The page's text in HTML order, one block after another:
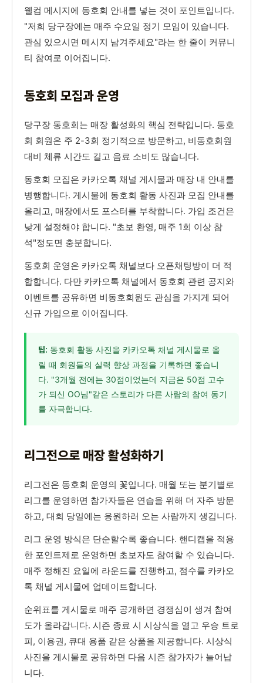
웰컴 메시지에 동호회 안내를 넣는 것이 포인트입니다.
"저희 당구장에는 매주 수요일 정기 모임이 있습니다.
관심 있으시면 메시지 남겨주세요"라는 한 줄이 커뮤니
티 참여로 이어집니다.
동호회 모집과 운영
당구장 동호회는 매장 활성화의 핵심 전략입니다. 동호
회 회원은 주 2-3회 정기적으로 방문하고, 비동호회원
대비 체류 시간도 길고 음료 소비도 많습니다.
동호회 모집은 카카오톡 채널 게시물과 매장 내 안내를
병행합니다. 게시물에 동호회 활동 사진과 모집 안내를
올리고, 매장에서도 포스터를 부착합니다. 가입 조건은
낮게 설정해야 합니다. "초보 환영, 매주 1회 이상 참
석"정도면 충분합니다.
동호회 운영은 카카오톡 채널보다 오픈채팅방이 더 적
합합니다. 다만 카카오톡 채널에서 동호회 관련 공지와
이벤트를 공유하면 비동호회원도 관심을 가지게 되어
신규 가입으로 이어집니다.
팁: 동호회 활동 사진을 카카오톡 채널 게시물로 올
릴 때 회원들의 실력 향상 과정을 기록하면 좋습니
다. "3개월 전에는 30점이었는데 지금은 50점 고수
가 되신 OO님"같은 스토리가 다른 사람의 참여 동기
를 자극합니다.
리그전으로 매장 활성화하기
리그전은 동호회 운영의 꽃입니다. 매월 또는 분기별로
리그를 운영하면 참가자들은 연습을 위해 더 자주 방문
하고, 대회 당일에는 응원하러 오는 사람까지 생깁니다.
리그 운영 방식은 단순할수록 좋습니다. 핸디캡을 적용
한 포인트제로 운영하면 초보자도 참여할 수 있습니다.
매주 정해진 요일에 라운드를 진행하고, 점수를 카카오
톡 채널 게시물에 업데이트합니다.
순위표를 게시물로 매주 공개하면 경쟁심이 생겨 참여
도가 올라갑니다. 시즌 종료 시 시상식을 열고 우승 트로
피, 이용권, 큐대 용품 같은 상품을 제공합니다. 시상식
사진을 게시물로 공유하면 다음 시즌 참가자가 늘어납
니다.